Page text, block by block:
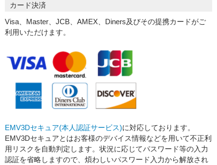
カード決済
Visa、Master、JCB、AMEX、Diners及びその提携カードがご
利用いただけます。
EMV3Dセキュア(本人認証サービス)に対応しております。
EMV3Dセキュアとはお客様のデバイス情報などを用いて不正利
用リスクを自動判定します。状況に応じてパスワード等の入力
認証を省略しますので、煩わしいパスワード入力から解放され